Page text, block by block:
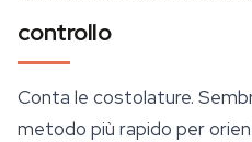
controllo
Conta le costolature.
metodo più rapido per